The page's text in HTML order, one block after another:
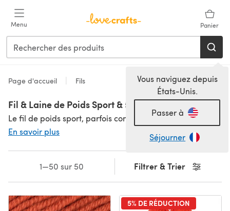
Menu Panier
Vous naviguez depuis
États-Unis.
Passer à
Séjourner
Page d'accueil Fils
Fil & Laine de Poids Sport & 5-Brins
En savoir plus
Filtrer & Trier
1—50 sur 50
5% DE RÉDUCTION